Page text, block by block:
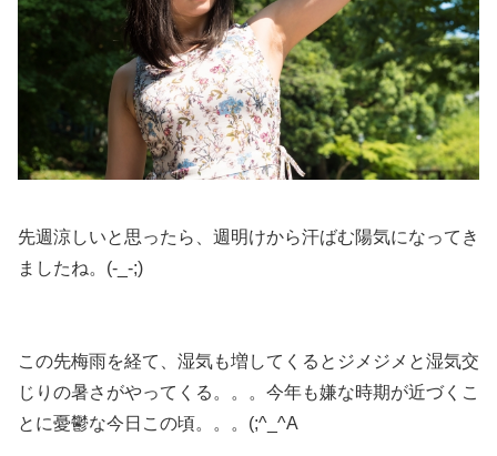
先週涼しいと思ったら、週明けから汗ばむ陽気になってき
ましたね。(-_-;)
この先梅雨を経て、湿気も増してくるとジメジメと湿気交
じりの暑さがやってくる。。。今年も嫌な時期が近づくこ
とに憂鬱な今日この頃。。。(;^_^A